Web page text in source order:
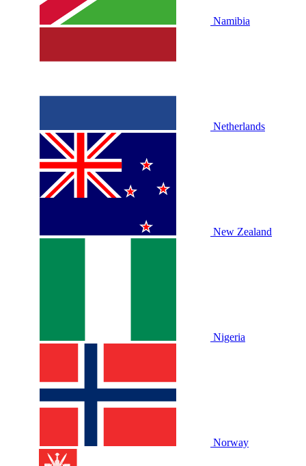
Namibia
Netherlands
New Zealand
Nigeria
Norway